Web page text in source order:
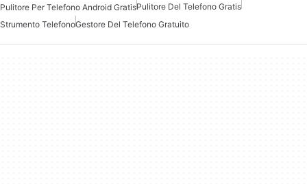
Pulitore Per Telefono Android GratisPulitore Del Telefono Gratis
Strumento TelefonoGestore Del Telefono Gratuito